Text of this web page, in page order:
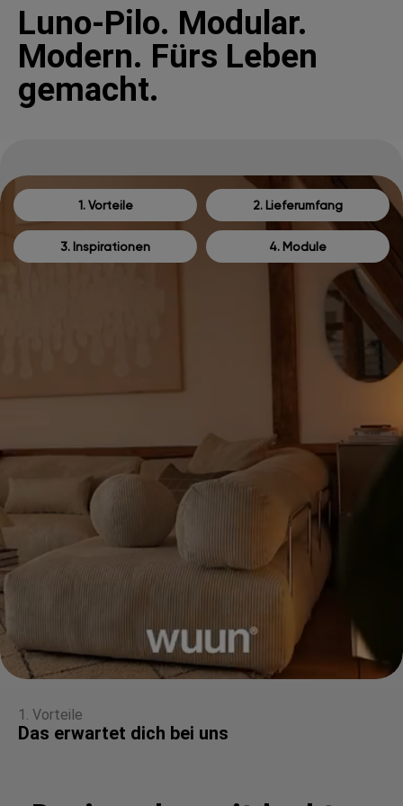
Luno-Pilo. Modular.
Modern. Fürs Leben
gemacht.
1. Vorteile 2. Lieferumfang
3. Inspirationen 4. Module
1. Vorteile
Das erwartet dich bei uns